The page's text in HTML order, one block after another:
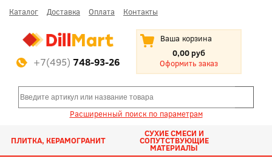
Каталог Доставка Оплата Контакты
+7(495) 748-93-26
Ваша корзина
0,00 руб
Оформить заказ
Расширенный поиск по параметрам
ПЛИТКА, КЕРАМОГРАНИТ
СУХИЕ СМЕСИ И
СОПУТСТВУЮЩИЕ
МАТЕРИАЛЫ